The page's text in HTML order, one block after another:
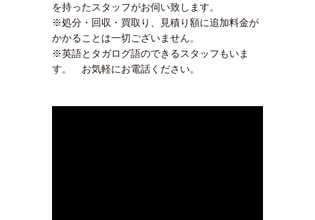
を持ったスタッフがお伺い致します。
※処分・回収・買取り、見積り額に追加料金が
かかることは一切ございません。
※英語とタガログ語のできるスタッフもいま
す。 お気軽にお電話ください。